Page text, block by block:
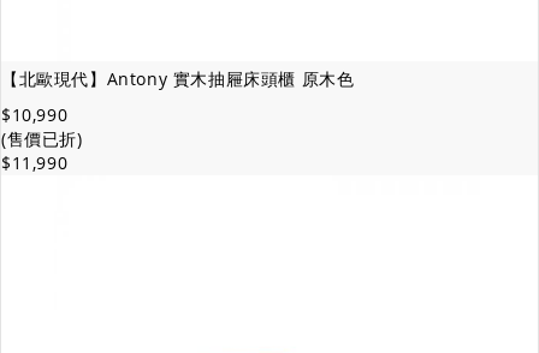
【北歐現代】Antony 實木抽屜床頭櫃 原木色
$10,990
(售價已折)
$11,990